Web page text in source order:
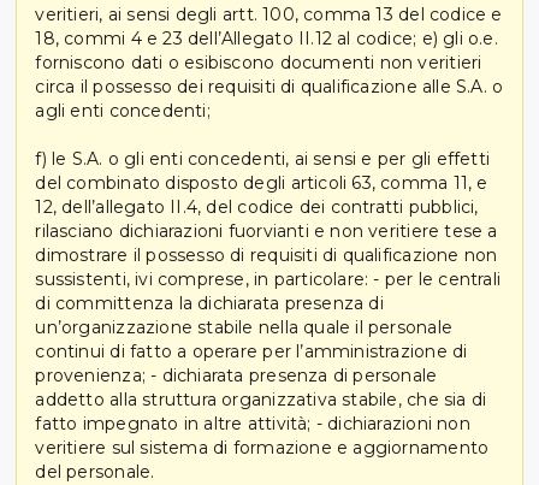
veritieri, ai sensi degli artt. 100, comma 13 del codice e
18, commi 4 e 23 dell’Allegato II.12 al codice; e) gli o.e.
forniscono dati o esibiscono documenti non veritieri
circa il possesso dei requisiti di qualificazione alle S.A. o
agli enti concedenti;
f) le S.A. o gli enti concedenti, ai sensi e per gli effetti
del combinato disposto degli articoli 63, comma 11, e
12, dell’allegato II.4, del codice dei contratti pubblici,
rilasciano dichiarazioni fuorvianti e non veritiere tese a
dimostrare il possesso di requisiti di qualificazione non
sussistenti, ivi comprese, in particolare: - per le centrali
di committenza la dichiarata presenza di
un’organizzazione stabile nella quale il personale
continui di fatto a operare per l’amministrazione di
provenienza; - dichiarata presenza di personale
addetto alla struttura organizzativa stabile, che sia di
fatto impegnato in altre attività; - dichiarazioni non
veritiere sul sistema di formazione e aggiornamento
del personale.